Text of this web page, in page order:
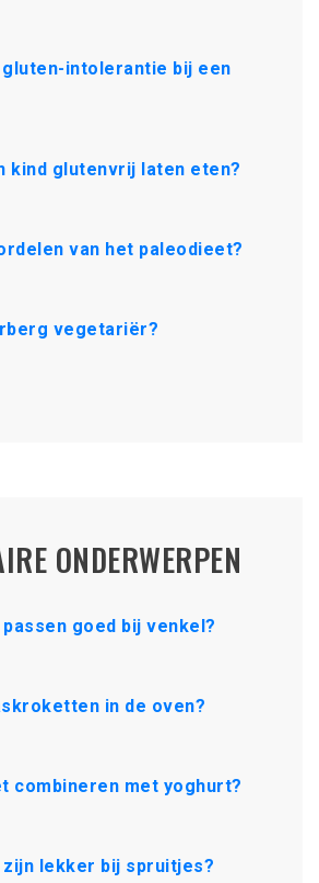
intolerantie bij een
kind glutenvrij laten eten?
van het paleodieet?
vegetariër?
ONDERWERPEN
goed bij venkel?
in de oven?
combineren met yoghurt?
lekker bij spruitjes?